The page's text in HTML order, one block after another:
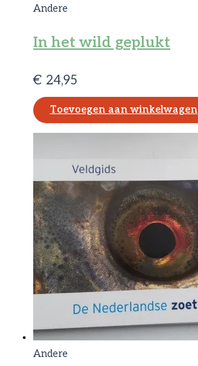
Andere
In het wild geplukt
€ 24,95
Toevoegen aan winkelwagen
Andere